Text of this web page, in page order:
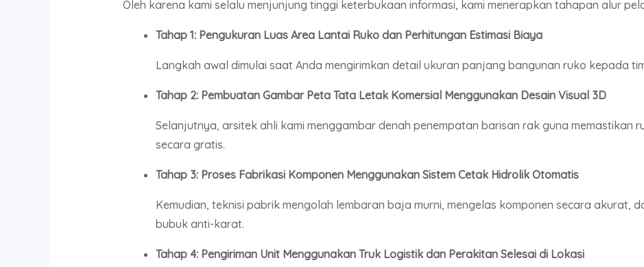
Oleh karena kami selalu menjunjung tinggi keterbukaan informasi, kami menerapkan tahapan alur
Tahap 1: Pengukuran Luas Area Lantai Ruko dan Perhitungan Estimasi Biaya
Langkah awal dimulai saat Anda mengirimkan detail ukuran panjang bangunan ruko kepada
Tahap 2: Pembuatan Gambar Peta Tata Letak Komersial Menggunakan Desain Visual 3D
Selanjutnya, arsitek ahli kami menggambar denah penempatan barisan rak guna memastikan
secara gratis.
Tahap 3: Proses Fabrikasi Komponen Menggunakan Sistem Cetak Hidrolik Otomatis
Kemudian, teknisi pabrik mengolah lembaran baja murni, mengelas komponen secara akurat,
bubuk anti-karat.
Tahap 4: Pengiriman Unit Menggunakan Truk Logistik dan Perakitan Selesai di Lokasi